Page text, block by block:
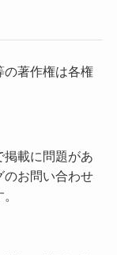
の著作権は各権
載に問題があ
のお問い合わせ